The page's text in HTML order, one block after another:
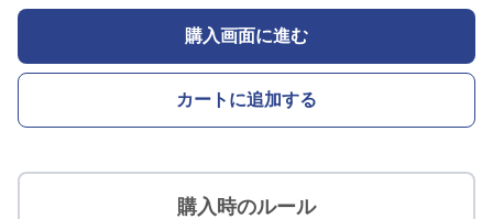
購入画面に進む
カートに追加する
購入時のルール